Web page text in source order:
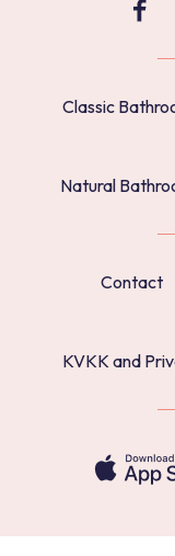
Contact
KVKK and
Classic
Natural